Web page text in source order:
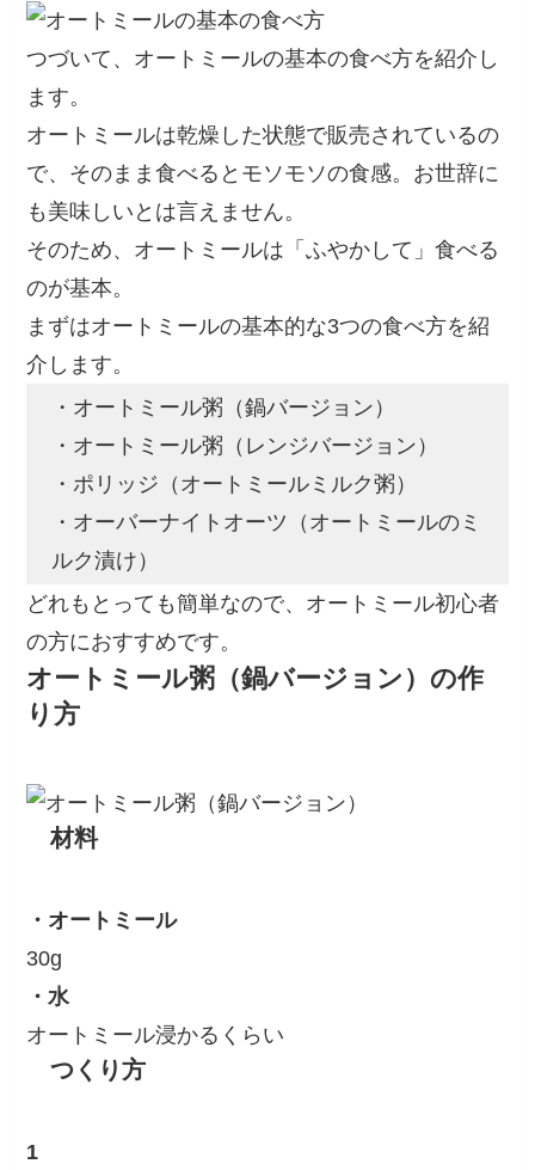
つづいて、オートミールの基本の食べ方を紹介し
ます。
オートミールは乾燥した状態で販売されているの
で、そのまま食べるとモソモソの食感。お世辞に
も美味しいとは言えません。
そのため、オートミールは「ふやかして」食べる
のが基本。
まずはオートミールの基本的な3つの食べ方を紹
介します。
・オートミール粥（鍋バージョン）
・オートミール粥（レンジバージョン）
・ポリッジ（オートミールミルク粥）
・オーバーナイトオーツ（オートミールのミ
ルク漬け）
どれもとっても簡単なので、オートミール初心者
の方におすすめです。
オートミール粥（鍋バージョン）の作
り方
材料
・オートミール
30g
・水
オートミール浸かるくらい
つくり方
1